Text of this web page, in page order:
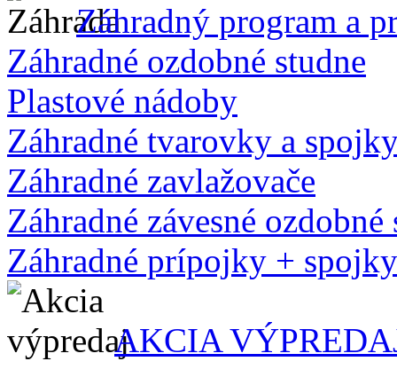
Záhradný program a
Záhradné ozdobné studne
Plastové nádoby
Záhradné tvarovky a
Záhradné zavlažovače
Záhradné závesné ozdobné
Záhradné prípojky + spojky
AKCIA